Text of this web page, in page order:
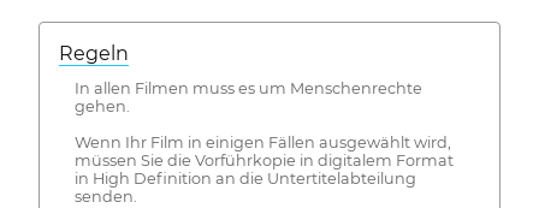
Regeln
In allen Filmen muss es um Menschenrechte
gehen.
Wenn Ihr Film in einigen Fällen ausgewählt wird,
müssen Sie die Vorführkopie in digitalem Format
in High Definition an die Untertitelabteilung
senden.